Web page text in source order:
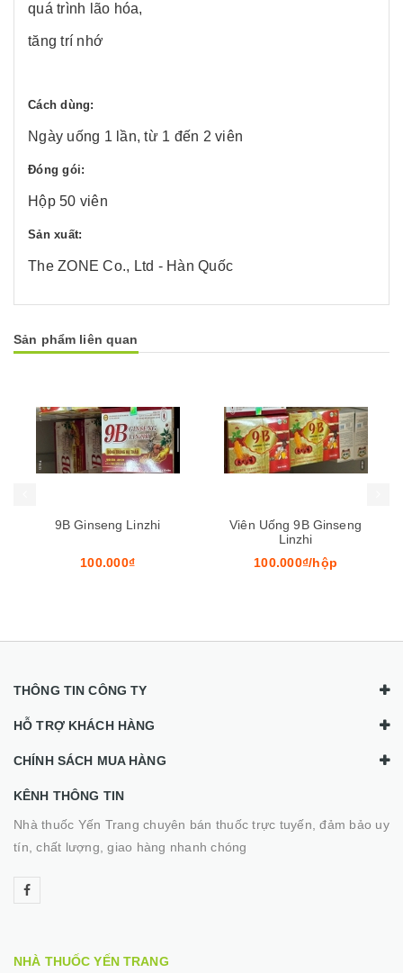
quá trình lão hóa,
tăng trí nhớ
Cách dùng:
Ngày uống 1 lần, từ 1 đến 2 viên
Đóng gói:
Hộp 50 viên
Sản xuất:
The ZONE Co., Ltd - Hàn Quốc
Sản phẩm liên quan
Viên Uống 9B Ginseng
100.000₫/hộp
B Complex
60.000₫/lọ
Mua hàng
THÔNG TIN CÔNG TY
HỖ TRỢ KHÁCH HÀNG
CHÍNH SÁCH MUA HÀNG
KÊNH THÔNG TIN
Nhà thuốc Yến Trang chuyên bán thuốc trực tuyến, đảm bảo uy
tín, chất lượng, giao hàng nhanh chóng
NHÀ THUỐC YẾN TRANG